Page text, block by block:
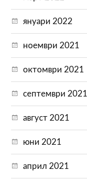
януари 2022
ноември 2021
октомври 2021
септември 2021
август 2021
юни 2021
април 2021